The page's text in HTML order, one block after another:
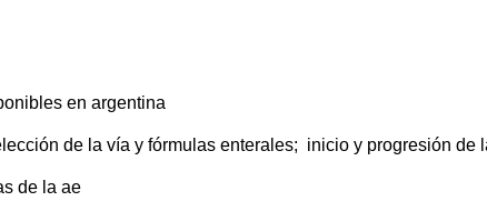
en argentina
de la vía y fórmulas enterales; inicio y progresión de
de la ae